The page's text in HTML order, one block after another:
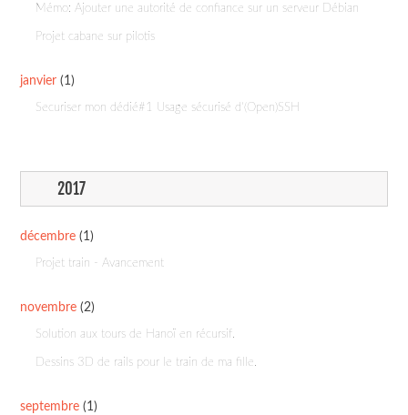
Mémo: Ajouter une autorité de confiance sur un serveur Débian
Projet cabane sur pilotis
janvier (1)
Securiser mon dédié#1 Usage sécurisé d’(Open)SSH
2017
décembre (1)
Projet train - Avancement
novembre (2)
Solution aux tours de Hanoï en récursif.
Dessins 3D de rails pour le train de ma fille.
septembre (1)